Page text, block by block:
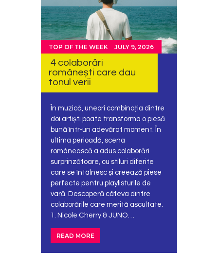
TOP OF THE WEEK JULY 9, 2026
4 colaborări
românești care dau
tonul verii
În muzică, uneori combinația dintre
doi artiști poate transforma o piesă
bună într-un adevărat moment. În
ultima perioadă, scena
românească a adus colaborări
surprinzătoare, cu stiluri diferite
care se întâlnesc și creează piese
perfecte pentru playlisturile de
vară. Descoperă câteva dintre
colaborările care merită ascultate.
1. Nicole Cherry & JUNO…
READ MORE